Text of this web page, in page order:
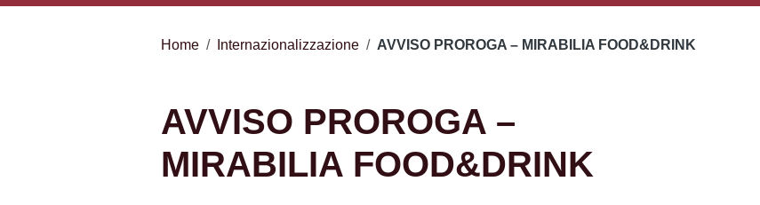
Home / Internazionalizzazione / AVVISO PROROGA – MIRABILIA FOOD&DRINK
AVVISO PROROGA –
MIRABILIA FOOD&DRINK